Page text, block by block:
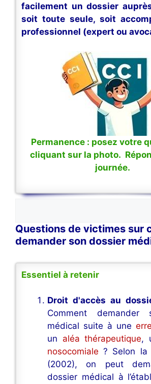
facilement un dossier
soit toute seule, soit
professionnel (expert ou
Permanence : posez votre
cliquant sur la photo.
journée.
Questions de victimes sur
demander son dossier
Essentiel à retenir
Droit d'accès au
Comment demander
médical suite à une
un aléa thérapeutique,
nosocomiale ? Selon la
(2002), on peut
dossier médical à